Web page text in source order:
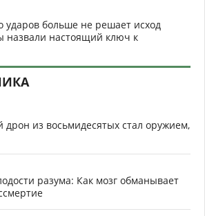
ударов больше не решает исход
настоящий ключ к
из восьмидесятых стал оружием,
разума: Как мозг обманывает